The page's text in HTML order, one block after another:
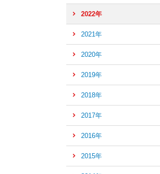
2022年
2021年
2020年
2019年
2018年
2017年
2016年
2015年